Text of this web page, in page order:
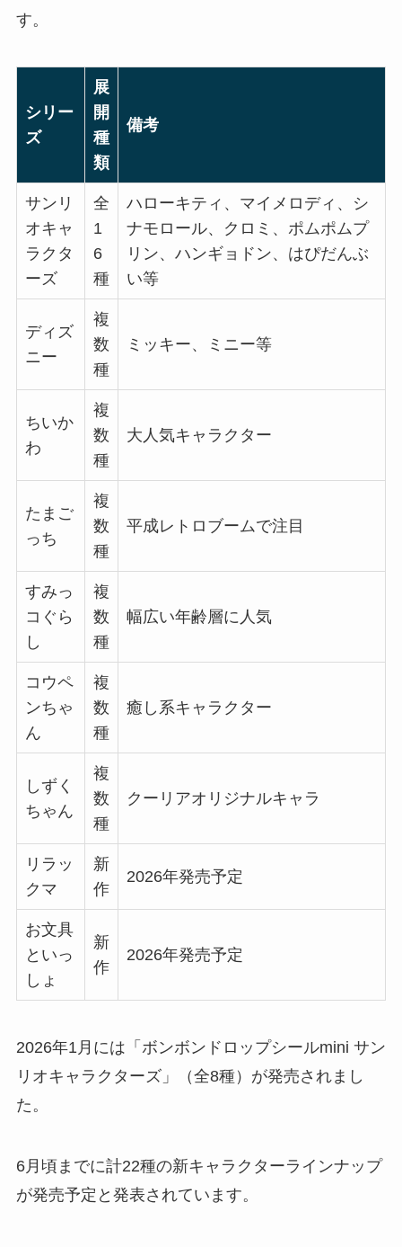
す。
シリー
ズ
展
開
種
類
備考
サンリ
オキャ
ラクタ
ーズ
全
1
6
種
ハローキティ、マイメロディ、シ
ナモロール、クロミ、ポムポムプ
リン、ハンギョドン、はぴだんぶ
い等
ディズ
ニー
複
数
種
ミッキー、ミニー等
ちいか
わ
複
数
種
大人気キャラクター
たまご
っち
複
数
種
平成レトロブームで注目
すみっ
コぐら
し
複
数
種
幅広い年齢層に人気
コウペ
ンちゃ
ん
複
数
種
癒し系キャラクター
しずく
ちゃん
複
数
種
クーリアオリジナルキャラ
リラッ
クマ
新
作
2026年発売予定
お文具
といっ
しょ
新
作
2026年発売予定
2026年1月には「ボンボンドロップシールmini サン
リオキャラクターズ」（全8種）が発売されまし
た。
6月頃までに計22種の新キャラクターラインナップ
が発売予定と発表されています。